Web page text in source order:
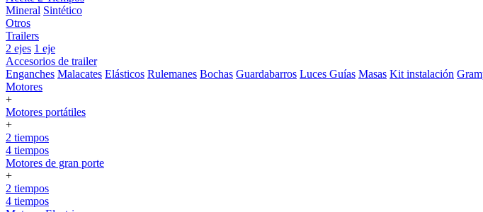
Mineral Sintético
Otros
Trailers
2 ejes 1 eje
Accesorios de trailer
Enganches Malacates Elásticos Rulemanes Bochas Guardabarros Luces Guías Masas Kit instalación
Motores
+
Motores portátiles
+
2 tiempos
4 tiempos
Motores de gran porte
+
2 tiempos
4 tiempos